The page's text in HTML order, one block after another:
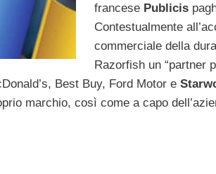
francese Publicis
Contestualmente
commerciale della
Razorfish un “partner
Best Buy, Ford Motor e
marchio, così come a capo